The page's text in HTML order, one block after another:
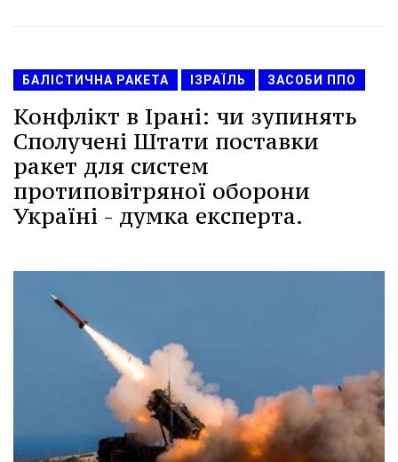
БАЛІСТИЧНА РАКЕТА ІЗРАЇЛЬ ЗАСОБИ ППО
Конфлікт в Ірані: чи зупинять
Сполучені Штати поставки
ракет для систем
протиповітряної оборони
Україні - думка експерта.